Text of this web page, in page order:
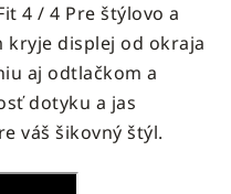
4 / 4 Pre štýlovo a
kryje displej od okraja
aj odtlačkom a
dotyku a jas
váš šikovný štýl.